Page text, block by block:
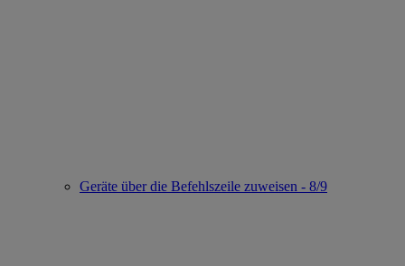
Geräte über die Befehlszeile zuweisen - 8/9